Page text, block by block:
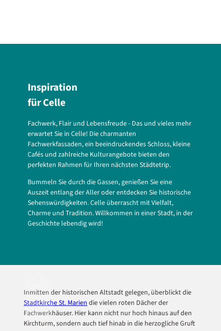
Inmitten der historischen Altstadt gelegen, überblickt die
Stadtkirche St. Mariendie vielen roten Dächer der
Fachwerkhäuser. Hier kann nicht nur hoch hinaus auf den
Kirchturm, sondern auch tief hinab in die herzogliche Gruft
Inspiration
für Celle
Fachwerk, Flair und Lebensfreude - Das und vieles mehr
erwartet Sie in Celle! Die charmanten
Fachwerkfassaden, ein beeindruckendes Schloss, kleine
Cafés und zahlreiche Kulturangebote bieten den
perfekten Rahmen für Ihren nächsten Städtetrip.
Bummeln Sie durch die Gassen, genießen Sie eine
Auszeit entlang der Aller oder entdecken Sie historische
Sehenswürdigkeiten. Celle überrascht mit Vielfalt,
Charme und Tradition. Willkommen in einer Stadt, in der
Geschichte lebendig wird!